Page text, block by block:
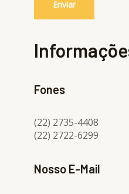
Enviar
Fones
(22) 2735-4408
(22) 2722-6299
Nosso E-Mail